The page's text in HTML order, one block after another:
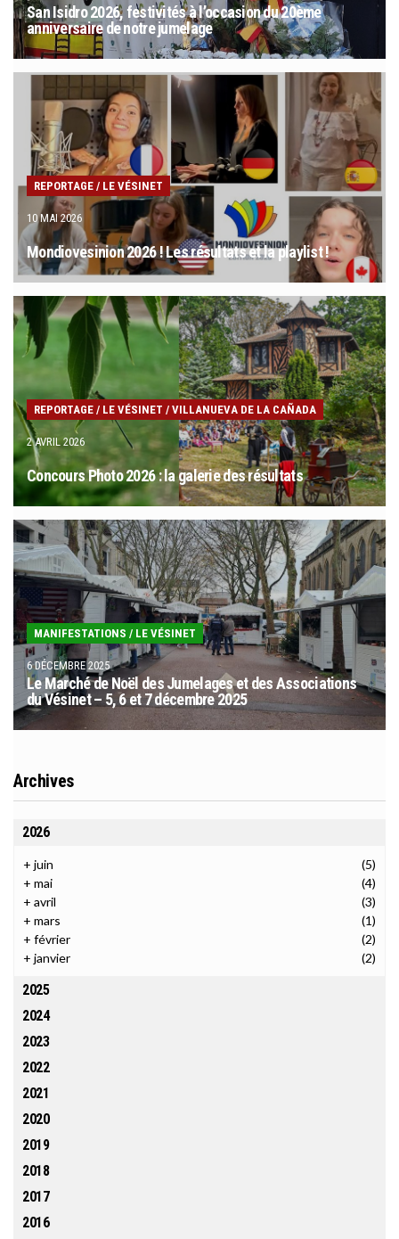
San Isidro 2026, festivités à l’occasion du 20ème
anniversaire de notre jumelage
REPORTAGE / LE VÉSINET
10 MAI 2026
Mondiovesinion 2026 ! Les résultats et la playlist !
REPORTAGE / LE VÉSINET / VILLANUEVA DE LA CAÑADA
2 AVRIL 2026
Concours Photo 2026 : la galerie des résultats
MANIFESTATIONS / LE VÉSINET
6 DÉCEMBRE 2025
Le Marché de Noël des Jumelages et des Associations
du Vésinet – 5, 6 et 7 décembre 2025
Archives
2026
+ juin
(5)
+ mai
(4)
+ avril
(3)
+ mars
(1)
+ février
(2)
+ janvier (2)
2025
2024
2023
2022
2021
2020
2019
2018
2017
2016